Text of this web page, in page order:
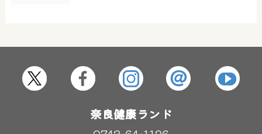
奈良わんぱくランド
ボディケア
奈良健康ランド